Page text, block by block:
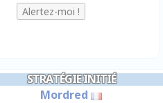
STRATÉGIE INITIÉ
Mordred